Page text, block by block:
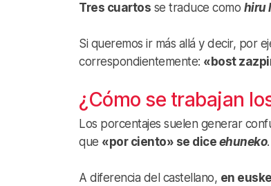
Tres cuartos se traduce como hiru
Si queremos ir más allá y decir, por
correspondientemente: «bost
¿Cómo se trabajan
Los porcentajes suelen generar
que «por ciento» se dice ehuneko.
A diferencia del castellano, en